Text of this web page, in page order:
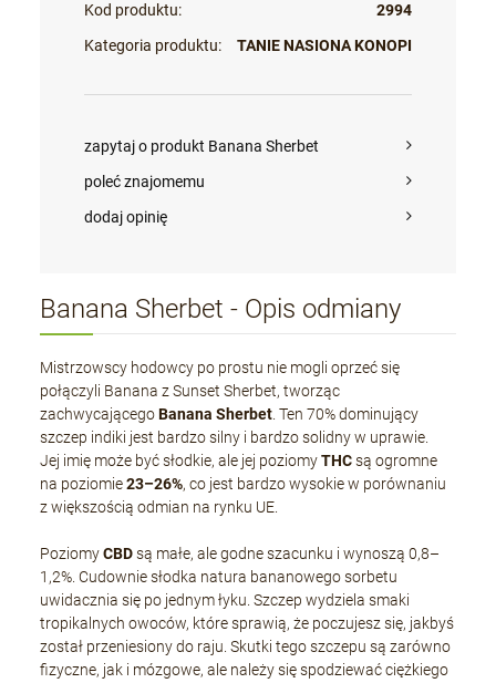
Kod produktu:
2994
Kategoria produktu:
TANIE NASIONA KONOPI
zapytaj o produkt Banana Sherbet
poleć znajomemu
dodaj opinię
Banana Sherbet - Opis odmiany
Mistrzowscy hodowcy po prostu nie mogli oprzeć się
połączyli Banana z Sunset Sherbet, tworząc
zachwycającegoBanana Sherbet. Ten 70% dominujący
szczep indiki jest bardzo silny i bardzo solidny w uprawie.
Jej imię może być słodkie, ale jej poziomyTHCsą ogromne
na poziomie23–26%, co jest bardzo wysokie w porównaniu
z większością odmian na rynku UE.
PoziomyCBDsą małe, ale godne szacunku i wynoszą 0,8–
1,2%. Cudownie słodka natura bananowego sorbetu
uwidacznia się po jednym łyku. Szczep wydziela smaki
tropikalnych owoców, które sprawią, że poczujesz się, jakbyś
został przeniesiony do raju. Skutki tego szczepu są zarówno
fizyczne, jak i mózgowe, ale należy się spodziewać ciężkiego